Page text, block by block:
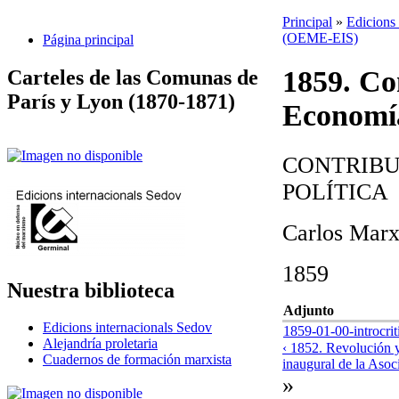
Página principal
Carteles de las Comunas de
París y Lyon (1870-1871)
Nuestra biblioteca
Edicions internacionals Sedov
Alejandría proletaria
Cuadernos de formación marxista
Principal » Edicions
(OEME-EIS)
1859.
POLÍTICA
Carlos Marx
1859
Adjunto
1859-01-00-
‹ 1852. Revolución
inaugural de la
»